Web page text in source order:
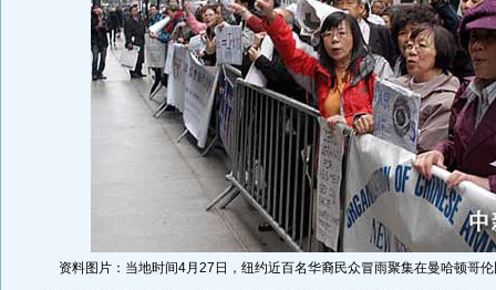
资料图片：当地时间4月27日，纽约近百名华裔民众冒雨聚集在曼哈顿哥